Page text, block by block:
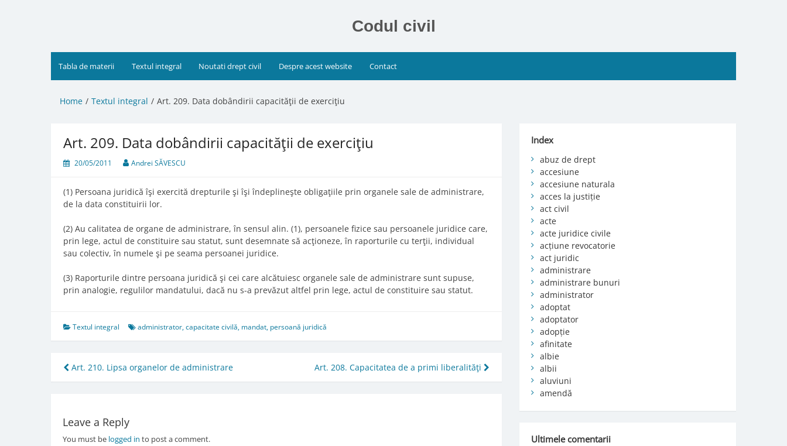
Codul civil
Tabla de materii Textul integral Noutati drept civil Despre acest website Contact
Home Textul integral Art. 209. Data dobândirii capacităţii de exerciţiu
Art. 209. Data dobândirii capacităţii de exerciţiu
20/05/2011 Andrei SĂVESCU
(1) Persoana juridică îşi exercită drepturile şi îşi îndeplineşte obligaţiile prin organele sale de administrare,
de la data constituirii lor.
(2) Au calitatea de organe de administrare, în sensul alin. (1), persoanele fizice sau persoanele juridice care,
prin lege, actul de constituire sau statut, sunt desemnate să acţioneze, în raporturile cu terţii, individual
sau colectiv, în numele şi pe seama persoanei juridice.
(3) Raporturile dintre persoana juridică şi cei care alcătuiesc organele sale de administrare sunt supuse,
prin analogie, regulilor mandatului, dacă nu s-a prevăzut altfel prin lege, actul de constituire sau statut.
Textul integral administrator,capacitate civilă, mandat, persoană juridică
Post
navigation
Art. 210. Lipsa organelor de administrare Art. 208. Capacitatea de a primi liberalităţi
Leave a Reply
You must be logged in to post a comment.
Index
abuz de drept
accesiune
accesiune naturala
acces la justiție
act civil
acte
acte juridice civile
acțiune revocatorie
act juridic
administrare
administrare bunuri
administrator
adoptat
adoptator
adopție
afinitate
albie
albii
aluviuni
amendă
Ultimele comentarii